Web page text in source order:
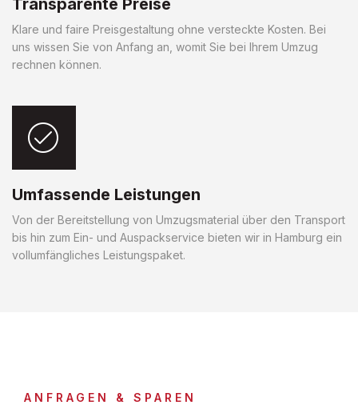
Transparente Preise
Klare und faire Preisgestaltung ohne versteckte Kosten. Bei
uns wissen Sie von Anfang an, womit Sie bei Ihrem Umzug
rechnen können.
Umfassende Leistungen
Von der Bereitstellung von Umzugsmaterial über den Transport
bis hin zum Ein- und Auspackservice bieten wir in Hamburg ein
vollumfängliches Leistungspaket.
ANFRAGEN & SPAREN